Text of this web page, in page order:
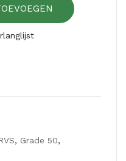
veili
RV
, Grade 50,